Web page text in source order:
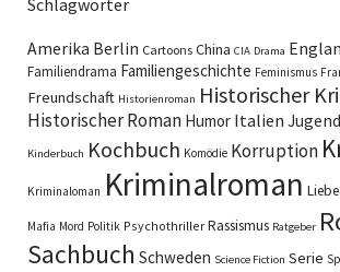
Amerika Berlin Cartoons China CIA Drama
Familiendrama Familiengeschichte Feminismus
Freundschaft Historienroman Historischer
Historischer Roman Humor Italien
Kinderbuch Kochbuch Komödie Korruption
Kriminaloman Kriminalroman Liebe
Mafia Mord Politik Psychothriller Rassismus Ratgeber
Sachbuch Schweden Science Fiction Serie